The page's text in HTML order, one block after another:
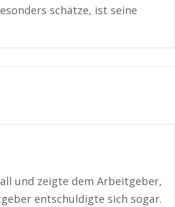
schätze, ist seine
und zeigte dem Arbeitgeber,
entschuldigte sich sogar.